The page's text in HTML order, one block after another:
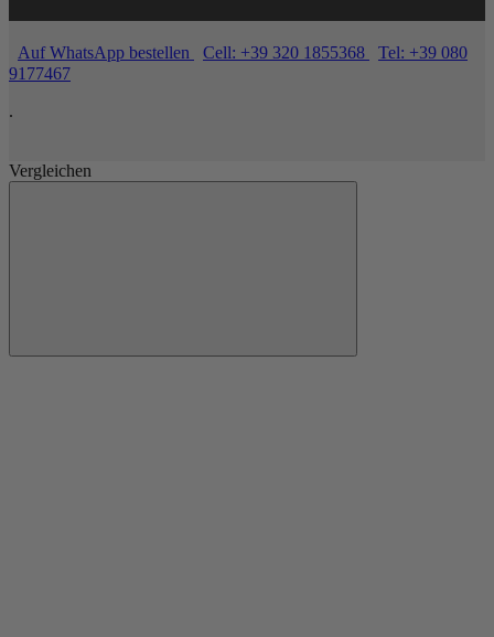
Auf WhatsApp bestellen Cell: +39 320 1855368
Tel: +39 080
9177467
.
Vergleichen